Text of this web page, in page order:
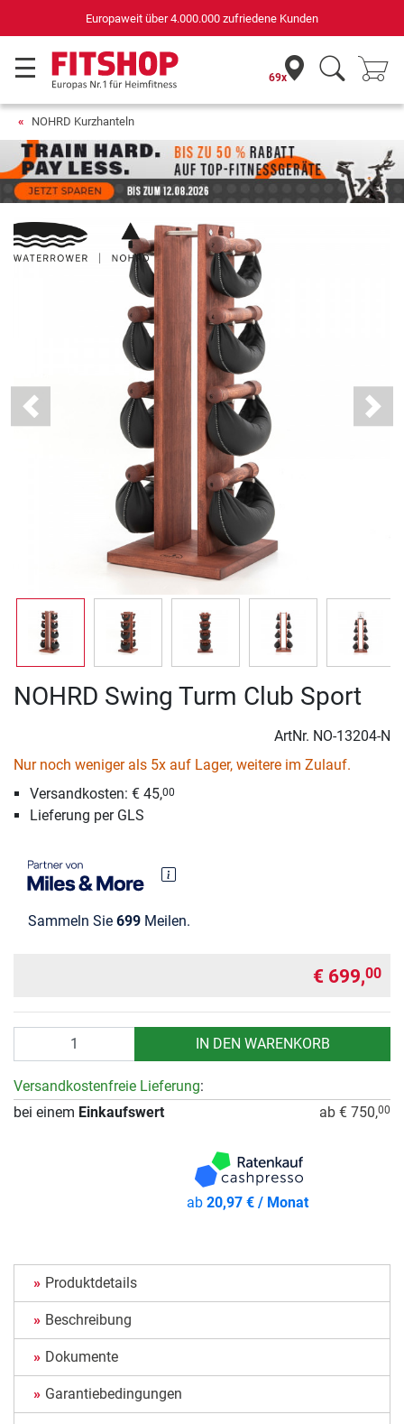
für Sportgeräte (n-tv+DISQ 2016-2024)
69x
NOHRD Kurzhanteln
Previous Next
NOHRD Swing Turm Club Sport
ArtNr. NO-13204-N
Nur noch weniger als 5x auf Lager, weitere im Zulauf.
Versandkosten: € 45,00
Lieferung per GLS
Sammeln Sie 699 Meilen.
€ 699,00
IN DEN WARENKORB
Versandkostenfreie Lieferung:
bei einem Einkaufswert ab € 750,00
ab 20,97 € / Monat
Produktdetails
Beschreibung
Dokumente
Garantiebedingungen